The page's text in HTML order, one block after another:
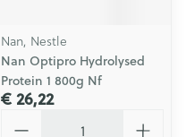
Nan, Nestle
Nan Optipro Hydrolysed
Protein 1 800g Nf
€ 26,22